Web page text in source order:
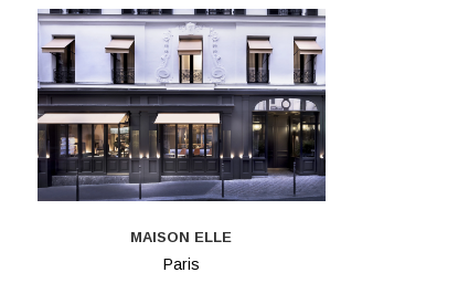
MAISON ELLE
Paris